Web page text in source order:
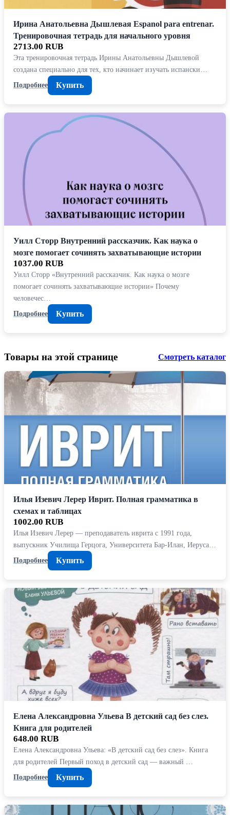
Ирина Анатольевна Дышлевая Espanol para entrenar.
Тренировочная тетрадь для начального уровня
2713.00 RUB
Эта тренировочная тетрадь Ирины Анатольевны Дышлевой
создана специально для тех, кто начинает изучать испански…
Подробнее
Купить
Уилл Сторр Внутренний рассказчик. Как наука о
мозге помогает сочинять захватывающие истории
1037.00 RUB
Уилл Сторр «Внутренний рассказчик. Как наука о мозге
помогает сочинять захватывающие истории» Почему
человечес…
Подробнее
Купить
Товары на этой странице Смотреть каталог
Илья Изевич Лерер Иврит. Полная грамматика в
схемах и таблицах
1002.00 RUB
Илья Изевич Лерер — преподаватель иврита с 1991 года,
выпускник Училища Герцога, Университета Бар-Илан, Иеруса…
Подробнее
Купить
Елена Александровна Ульева В детский сад без слез.
Книга для родителей
648.00 RUB
Елена Александровна Ульева: «В детский сад без слез». Книга
для родителей Первый поход в детский сад — важный …
Подробнее
Купить